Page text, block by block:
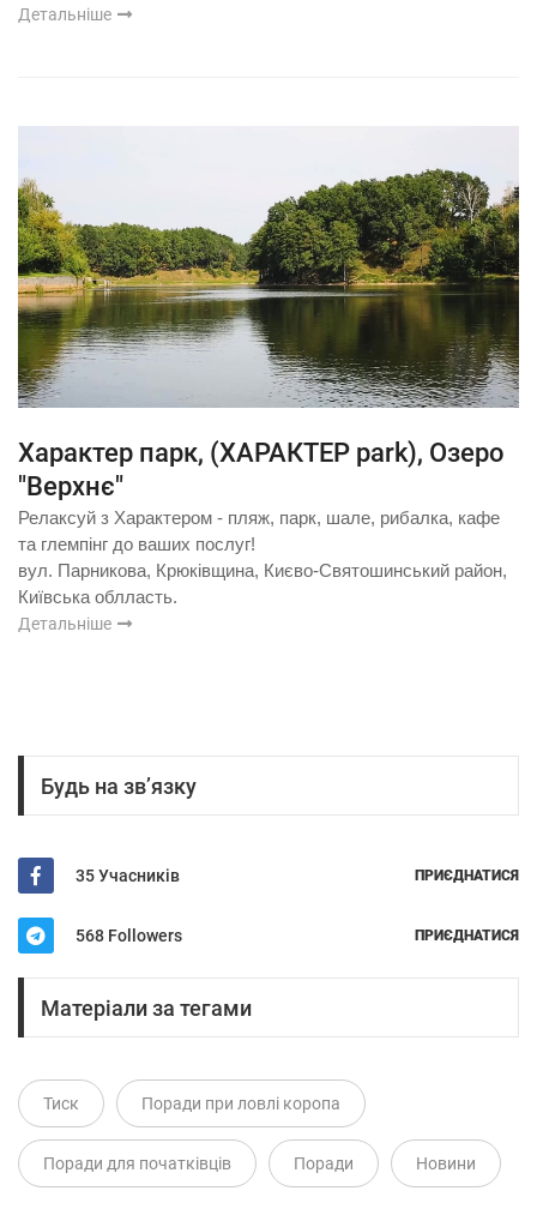
Детальніше
Характер парк, (ХАРАКТЕР park), Озеро
"Верхнє"
Релаксуй з Характером - пляж, парк, шале, рибалка, кафе
та глемпінг до ваших послуг!
вул. Парникова, Крюківщина, Києво-Святошинський район,
Київська облласть.
Детальніше
Будь на зв’язку
35 Учасників ПРИЄДНАТИСЯ
568 Followers ПРИЄДНАТИСЯ
Матеріали за тегами
Тиск Поради при ловлі коропа
Поради для початківців Поради Новини